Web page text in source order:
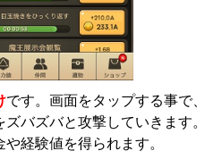
です。画面をタップする事で、
バズバと攻撃していきます。
経験値を得られます。